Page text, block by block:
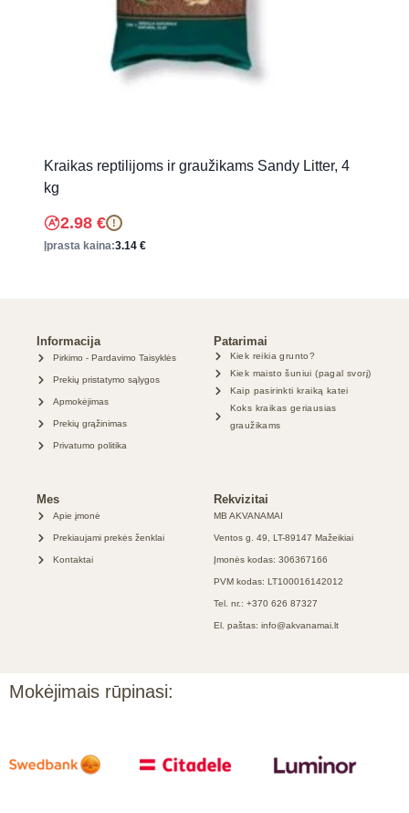
Kraikas reptilijoms ir graužikams Sandy Litter, 4
kg
2.98 € !
Įprasta kaina:3.14 €
Informacija
Pirkimo - Pardavimo Taisyklės
Prekių pristatymo sąlygos
Apmokėjimas
Prekių grąžinimas
Privatumo politika
Patarimai
Kiek reikia grunto?
Kiek maisto šuniui (pagal svorį)
Kaip pasirinkti kraiką katei
Koks kraikas geriausias
graužikams
Mes
Apie įmonė
Prekiaujami prekės ženklai
Kontaktai
Rekvizitai
MB AKVANAMAI
Ventos g. 49, LT-89147 Mažeikiai
Įmonės kodas: 306367166
PVM kodas: LT100016142012
Tel. nr.: +370 626 87327
El. paštas: info@akvanamai.lt
Mokėjimais rūpinasi: